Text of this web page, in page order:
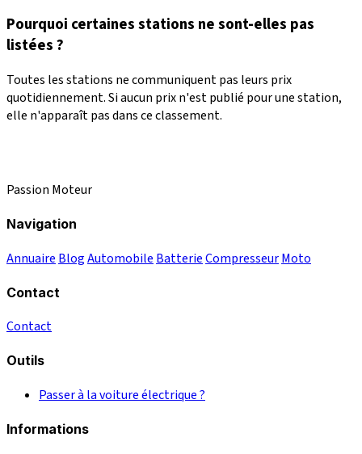
Pourquoi certaines stations ne sont-elles pas
listées ?
Toutes les stations ne communiquent pas leurs prix
quotidiennement. Si aucun prix n'est publié pour une station,
elle n'apparaît pas dans ce classement.
Passion Moteur
Navigation
Annuaire BlogAutomobile BatterieCompresseurMoto
Contact
Contact
Outils
Passer à la voiture électrique ?
Informations